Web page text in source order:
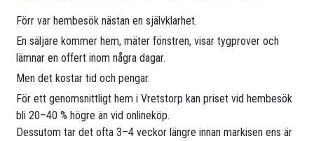
Förr var hembesök nästan en självklarhet.
En säljare kommer hem, mäter fönstren, visar tygprover och
lämnar en offert inom några dagar.
Men det kostar tid och pengar.
För ett genomsnittligt hem i Vretstorp kan priset vid hembesök
bli 20–40 % högre än vid onlineköp.
Dessutom tar det ofta 3–4 veckor längre innan markisen ens är